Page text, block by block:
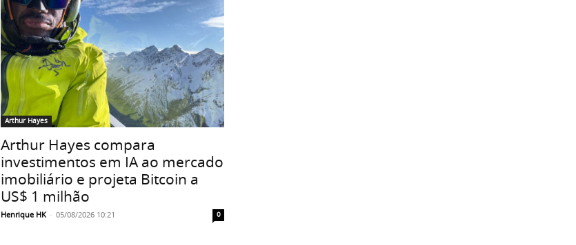
Arthur Hayes
Arthur Hayes compara
investimentos em IA ao mercado
imobiliário e projeta Bitcoin a
US$ 1 milhão
Henrique HK - 05/08/2026 10:21 0